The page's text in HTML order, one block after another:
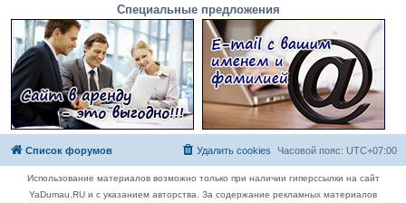
Специальные предложения
Список форумов Часовой пояс: UTC+07:00
Удалить cookies
Использование материалов возможно только при наличии гиперссылки на сайт
YaDumau.RU и с указанием авторства. За содержание рекламных материалов